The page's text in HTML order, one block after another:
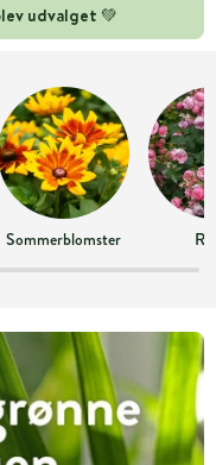
udvalget 💚
Sommerblomster